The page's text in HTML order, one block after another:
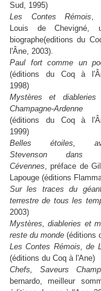
Sud, 1995)
Les Contes Rémois,
Louis de Chevigné,
biographe(editions du
l'Âne, 2003).
Paul fort comme un
(éditions du Coq à
1998)
Mystères et diableries
Champagne-Ardenne
(éditions du Coq à
1999)
Belles étoiles,
Stevenson dans
Cévennes, préface de
Lapouge (éditions
Sur les traces du
terrestre de tous les
2003)
Mystères, diableries et
reste du monde (éditions
Les Contes Rémois, de
(éditions du Coq à l'Ane)
Chefs, Saveurs
bernardo, meilleur